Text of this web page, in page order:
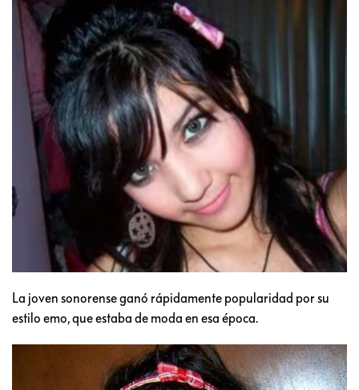
La joven sonorense ganó rápidamente popularidad por su
estilo emo, que estaba de moda en esa época.